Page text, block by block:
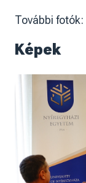
További fotók:
Képek